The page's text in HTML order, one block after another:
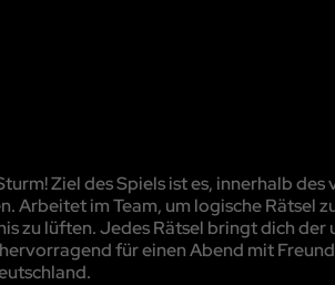
Ziel des Spiels ist es, innerhalb
Arbeitet im Team, um logische Rätsel
zu lüften. Jedes Rätsel bringt dich
für einen Abend mit